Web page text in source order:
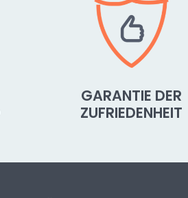
GARANTIE DER
ZUFRIEDENHEIT